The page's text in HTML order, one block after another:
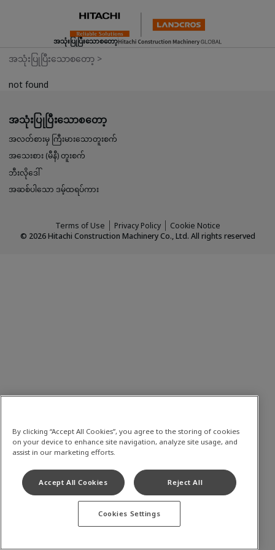
အသုံးပြုပြီးသောစတော့
အသုံးပြုပြီးသောစတော့ >
not found
အသုံးပြုပြီးသောစတော့
အလတ်စားမှ ကြီးမားသောတူးစက်
အသေးစား (မီနီ) တူးစက်
ဘီးလိုဒေါ်
အဆစ်ပါသော ဒမ့်ထရပ်ကား
Terms of Use Privacy Policy
Cookie Notice
© 2026Hitachi Construction Machinery Co., Ltd. All rights reserved
By clicking “Accept All Cookies”, you agree to the storing of cookies
on your device to enhance site navigation, analyze site usage, and
assist in our marketing efforts.
Accept All Cookies Reject All
Cookies Settings